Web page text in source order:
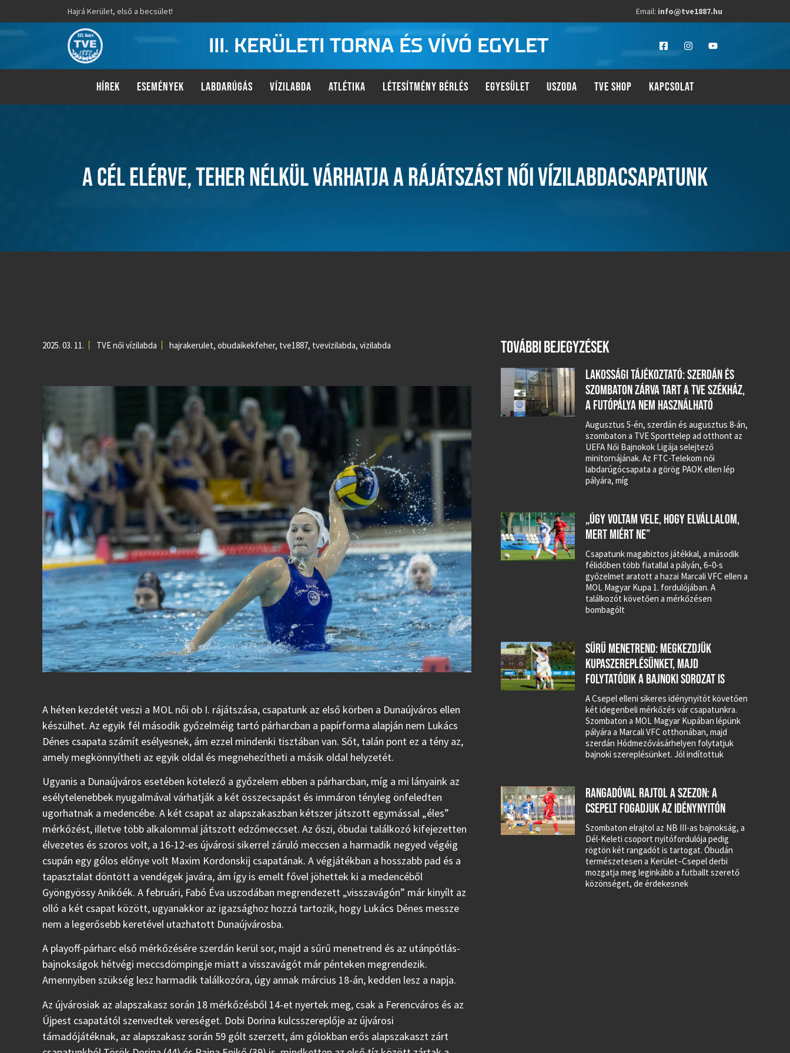
Hajrá Kerület, első a becsület! Email: info@tve1887.hu
III. KERÜLETI TORNA ÉS VÍVÓ EGYLET
HÍREK ESEMÉNYEK LABDARÚGÁS VÍZILABDA ATLÉTIKA LÉTESÍTMÉNY BÉRLÉS EGYESÜLET USZODA TVE SHOP KAPCSOLAT
A CÉL ELÉRVE, TEHER NÉLKÜL VÁRHATJA A RÁJÁTSZÁST NŐI VÍZILABDACSAPATUNK
2025. 03. 11. TVE női vízilabda hajrakerulet, obudaikekfeher, tve1887, tvevizilabda, vizilabda
A héten kezdetét veszi a MOL női ob I. rájátszása, csapatunk az első körben a Dunaújváros ellen
készülhet. Az egyik fél második győzelméig tartó párharcban a papírforma alapján nem Lukács
Dénes csapata számít esélyesnek, ám ezzel mindenki tisztában van. Sőt, talán pont ez a tény az,
amely megkönnyítheti az egyik oldal és megnehezítheti a másik oldal helyzetét.
Ugyanis a Dunaújváros esetében kötelező a győzelem ebben a párharcban, míg a mi lányaink az
esélytelenebbek nyugalmával várhatják a két összecsapást és immáron tényleg önfeledten
ugorhatnak a medencébe. A két csapat az alapszakaszban kétszer játszott egymással „éles”
mérkőzést, illetve több alkalommal játszott edzőmeccset. Az őszi, óbudai találkozó kifejezetten
élvezetes és szoros volt, a 16-12-es újvárosi sikerrel záruló meccsen a harmadik negyed végéig
csupán egy gólos előnye volt Maxim Kordonskij csapatának. A végjátékban a hosszabb pad és a
tapasztalat döntött a vendégek javára, ám így is emelt fővel jöhettek ki a medencéből
Gyöngyössy Anikóék. A februári, Fabó Éva uszodában megrendezett „visszavágón” már kinyílt az
olló a két csapat között, ugyanakkor az igazsághoz hozzá tartozik, hogy Lukács Dénes messze
nem a legerősebb keretével utazhatott Dunaújvárosba.
A playoff-párharc első mérkőzésére szerdán kerül sor, majd a sűrű menetrend és az utánpótlás-
bajnokságok hétvégi meccsdömpingje miatt a visszavágót már pénteken megrendezik.
Amennyiben szükség lesz harmadik találkozóra, úgy annak március 18-án, kedden lesz a napja.
Az újvárosiak az alapszakasz során 18 mérkőzésből 14-et nyertek meg, csak a Ferencváros és az
Újpest csapatától szenvedtek vereséget. Dobi Dorina kulcsszereplője az újvárosi
támadójátéknak, az alapszakasz során 59 gólt szerzett, ám gólokban erős alapszakaszt zárt
TOVÁBBI BEJEGYZÉSEK
LAKOSSÁGI TÁJÉKOZTATÓ: SZERDÁN ÉS
SZOMBATON ZÁRVA TART A TVE SZÉKHÁZ,
A FUTÓPÁLYA NEM HASZNÁLHATÓ
Augusztus 5-én, szerdán és augusztus 8-án,
szombaton a TVE Sporttelep ad otthont az
UEFA Női Bajnokok Ligája selejtező
minitornájának. Az FTC-Telekom női
labdarúgócsapata a görög PAOK ellen lép
pályára, míg
„ÚGY VOLTAM VELE, HOGY ELVÁLLALOM,
MERT MIÉRT NE”
Csapatunk magabiztos játékkal, a második
félidőben több fiatallal a pályán, 6–0-s
győzelmet aratott a hazai Marcali VFC ellen a
MOL Magyar Kupa 1. fordulójában. A
találkozót követően a mérkőzésen
bombagólt
SŰRŰ MENETREND: MEGKEZDJÜK
KUPASZEREPLÉSÜNKET, MAJD
FOLYTATÓDIK A BAJNOKI SOROZAT IS
A Csepel elleni sikeres idénynyitót követően
két idegenbeli mérkőzés vár csapatunkra.
Szombaton a MOL Magyar Kupában lépünk
pályára a Marcali VFC otthonában, majd
szerdán Hódmezővásárhelyen folytatjuk
bajnoki szereplésünket. Jól indítottuk
RANGADÓVAL RAJTOL A SZEZON: A
CSEPELT FOGADJUK AZ IDÉNYNYITÓN
Szombaton elrajtol az NB III-as bajnokság, a
Dél-Keleti csoport nyitófordulója pedig
rögtön két rangadót is tartogat. Óbudán
természetesen a Kerület–Csepel derbi
mozgatja meg leginkább a futballt szerető
közönséget, de érdekesnek